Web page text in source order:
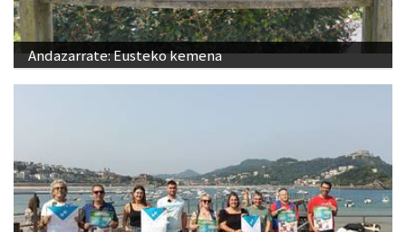
Andazarrate: Eusteko kemena